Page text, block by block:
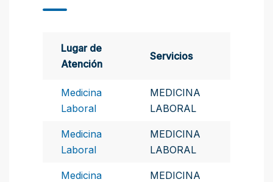
Lugar de
Atención
Servicios
Medicina
Laboral
MEDICINA
LABORAL
Medicina
Laboral
MEDICINA
LABORAL
Medicina
MEDICINA